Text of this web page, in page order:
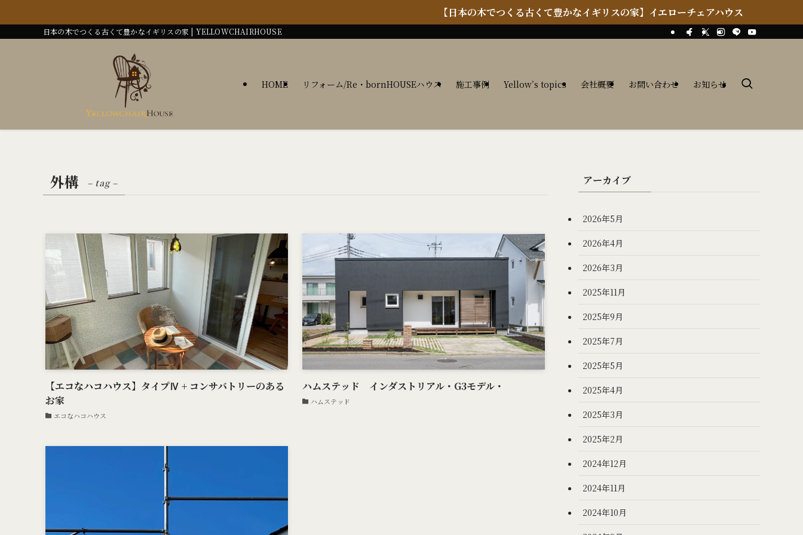
【日本の木でつくる古くて豊かなイギリスの家】イエローチェアハウス
日本の木でつくる古くて豊かなイギリスの家 | YELLOWCHAIRHOUSE
HOME リフォーム/Re・bornHOUSEハウス 施工事例 Yellow’s topics 会社概要 お問い合わせ お知らせ
外構 – tag –
【エコなハコハウス】タイプⅣ + コンサバトリーのある
お家
エコなハコハウス
ハムステッド インダストリアル・G3モデル・
ハムステッド
アーカイブ
2026年5月
2026年4月
2026年3月
2025年11月
2025年9月
2025年7月
2025年5月
2025年4月
2025年3月
2025年2月
2024年12月
2024年11月
2024年10月